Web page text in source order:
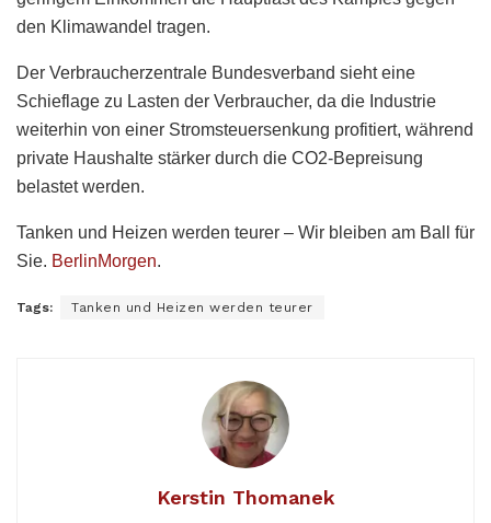
den Klimawandel tragen.
Der Verbraucherzentrale Bundesverband sieht eine
Schieflage zu Lasten der Verbraucher, da die Industrie
weiterhin von einer Stromsteuersenkung profitiert, während
private Haushalte stärker durch die CO2-Bepreisung
belastet werden.
Tanken und Heizen werden teurer – Wir bleiben am Ball für
Sie. BerlinMorgen.
Tags: Tanken und Heizen werden teurer
Kerstin Thomanek